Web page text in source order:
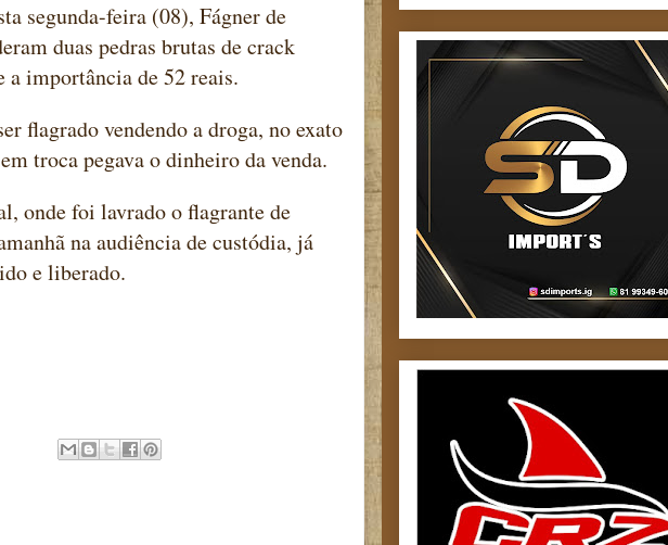
segunda-feira (08), Fágner de
duas pedras brutas de crack
a importância de 52 reais.
flagrado vendendo a droga, no exato
troca pegava o dinheiro da venda.
onde foi lavrado o flagrante de
na audiência de custódia, já
e liberado.